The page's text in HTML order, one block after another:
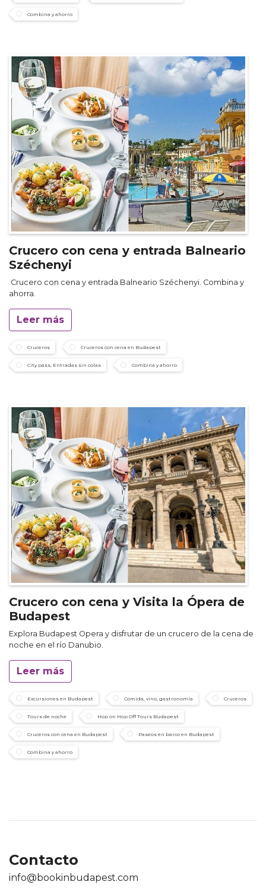
Combina y ahorro
Crucero con cena y entrada Balneario
Széchenyi
Crucero con cena y entrada Balneario Széchenyi. Combina y
ahorra.
Leer más
Cruceros Cruceros con cena en Budapest
City pass, Entradas sin colas Combina y ahorro
Crucero con cena y Visita la Ópera de
Budapest
Explora Budapest Opera y disfrutar de un crucero de la cena de
noche en el río Danubio.
Leer más
Excursiones en Budapest Comida, vino, gastronomía Cruceros
Tours de noche Hop on Hop Off Tours Budapest
Cruceros con cena en Budapest Paseos en barco en Budapest
Combina y ahorro
Contacto
info@bookinbudapest.com